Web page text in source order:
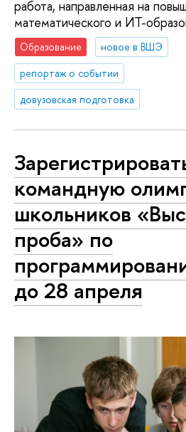
работа, направленная на
математического и ИТ-
Образование
новое в ВШЭ
репортаж о событии
довузовская подготовка
командную
школьников
проба» по
до 28 апреля